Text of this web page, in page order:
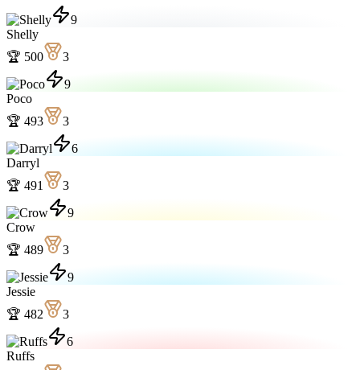
9
Shelly
🏆 500
3
9
Poco
🏆 493
3
6
Darryl
🏆 491
3
9
Crow
🏆 489
3
9
Jessie
🏆 482
3
6
Ruffs